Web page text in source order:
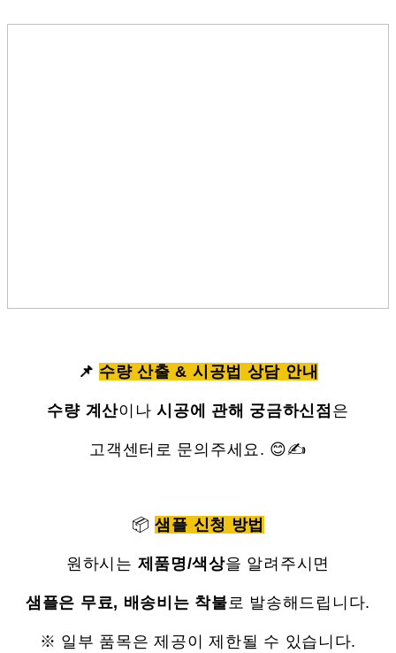
📌 수량 산출 & 시공법 상담 안내
수량 계산이나시공에 관해 궁금하신점 은
고객센터로 문의주세요. 😊✍
📦샘플 신청 방법
원하시는 제품명/색상을 알려주시면
샘플은 무료, 배송비는 착불로 발송해드립니다.
※ 일부 품목은 제공이 제한될 수 있습니다.